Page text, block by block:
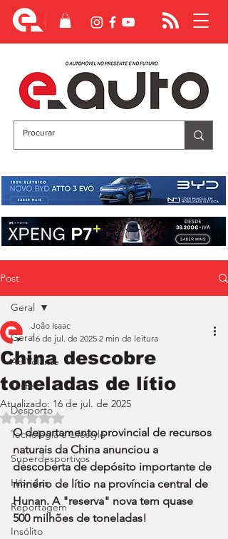
Post
Geral
Ao Volante
Teste
Desporto
Tecnologia e Lifestyle
Superdesportivos
Híbridos
Reportagem
Insólito
Geral
China descobre
toneladas de lítio
João Isaac
16 de jul. de 2025 2 min de leitura
Atualizado: 16 de jul. de 2025
Avaliado com NaN de 5 estrelas.
O departamento provincial de recursos
naturais da China anunciou a
descoberta de depósito importante de
minério de lítio na província central de
Hunan. A "reserva" nova tem quase
500 milhões de toneladas!